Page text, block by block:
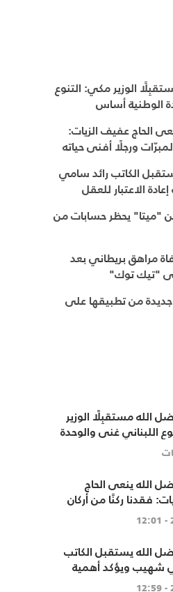
الوزير مكي: التنوع
الوطنية أساس
الحاج عفيف الزيات:
ورجلًا أفنى حياته
الكاتب رائد سامي
الاعتبار للعقل
"ميتا" يحظر حسابات من
مراهق بريطاني بعد
"تيك توك"
من تطبيقها على
الله مستقبِلًا الوزير
اللبناني غنى والوحدة
الله ينعى الحاج
فقدنا ركنًا من أركان
أفنى حياته في خدمة
الله يستقبل الكاتب
شهيب ويؤكد أهمية
للعقل والحوار النقدي